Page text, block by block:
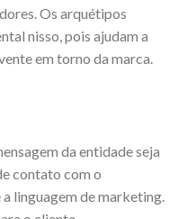
Os arquétipos
nisso, pois ajudam a
em torno da marca.
da entidade seja
contato com o
linguagem de marketing.